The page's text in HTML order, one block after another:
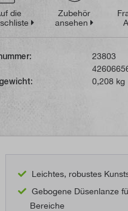
die
Zubehör
ansehen
23803
0,208 kg
Leichtes, robustes
Gebogene Düsenlanze
Bereiche